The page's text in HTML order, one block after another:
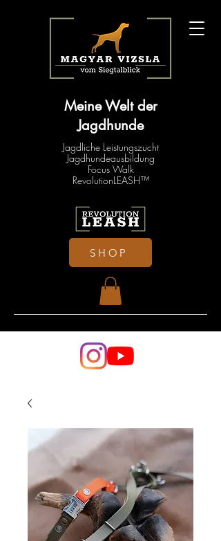
Meine Welt der
Jagdhunde
Jagdliche Leistungszucht
Jagdhundeausbildung
Focus Walk
RevolutionLEASH™
SHOP